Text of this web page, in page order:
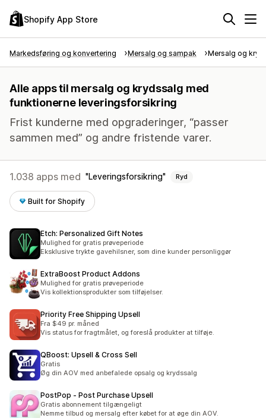
Shopify App Store
Markedsføring og konvertering Mersalg og sampak Mersalg og
Alle apps til mersalg og krydssalg med
funktionerne leveringsforsikring
Frist kunderne med opgraderinger, “passer
sammen med” og andre fristende varer.
1.038 apps med Leveringsforsikring Ryd
Built for Shopify
Etch: Personalized Gift Notes
Mulighed for gratis prøveperiode
Eksklusive trykte gavehilsner, som dine kunder personliggør
ExtraBoost Product Addons
Mulighed for gratis prøveperiode
Vis kollektionsprodukter som tilføjelser.
Priority Free Shipping Upsell
Fra $49 pr. måned
Vis status for fragtmålet, og foreslå produkter at tilføje.
QBoost: Upsell & Cross Sell
Gratis
Øg din AOV med anbefalede opsalg og krydssalg
PostPop ‑ Post Purchase Upsell
Gratis abonnement tilgængeligt
Nemme tilbud og mersalg efter købet for at øge din AOV.